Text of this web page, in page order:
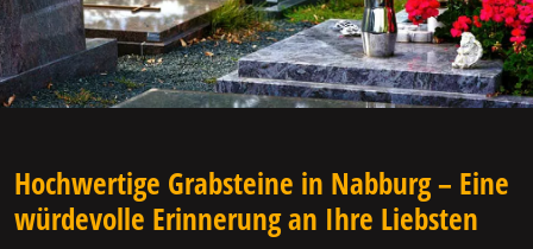
Hochwertige Grabsteine in Nabburg – Eine
würdevolle Erinnerung an Ihre Liebsten